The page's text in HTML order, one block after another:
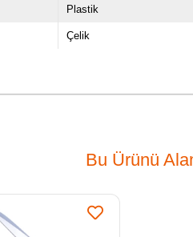
Plastik
Çelik
Bu Ürünü